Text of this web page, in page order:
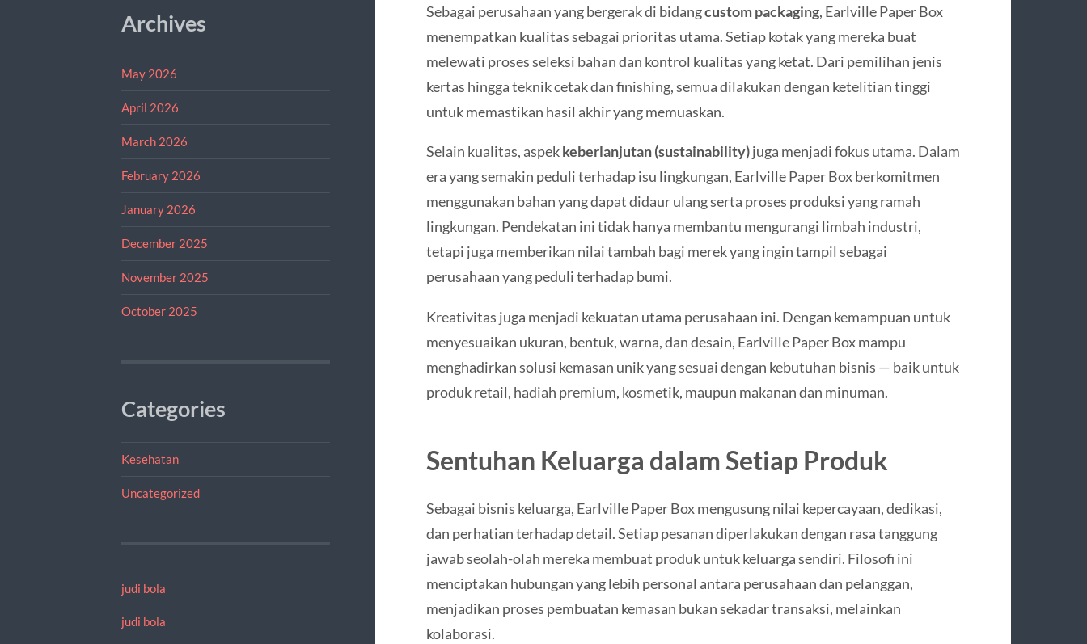
Archives
May 2026
April 2026
March 2026
February 2026
January 2026
December 2025
November 2025
October 2025
Categories
Kesehatan
Uncategorized
judi bola
judi bola
Sebagai perusahaan yang bergerak di bidangcustom packaging, Earlville Paper Box
menempatkan kualitas sebagai prioritas utama. Setiap kotak yang mereka buat
melewati proses seleksi bahan dan kontrol kualitas yang ketat. Dari pemilihan jenis
kertas hingga teknik cetak dan finishing, semua dilakukan dengan ketelitian tinggi
untuk memastikan hasil akhir yang memuaskan.
Selain kualitas, aspekkeberlanjutan (sustainability)juga menjadi fokus utama. Dalam
era yang semakin peduli terhadap isu lingkungan, Earlville Paper Box berkomitmen
menggunakan bahan yang dapat didaur ulang serta proses produksi yang ramah
lingkungan. Pendekatan ini tidak hanya membantu mengurangi limbah industri,
tetapi juga memberikan nilai tambah bagi merek yang ingin tampil sebagai
perusahaan yang peduli terhadap bumi.
Kreativitas juga menjadi kekuatan utama perusahaan ini. Dengan kemampuan untuk
menyesuaikan ukuran, bentuk, warna, dan desain, Earlville Paper Box mampu
menghadirkan solusi kemasan unik yang sesuai dengan kebutuhan bisnis — baik untuk
produk retail, hadiah premium, kosmetik, maupun makanan dan minuman.
Sentuhan Keluarga dalam Setiap Produk
Sebagai bisnis keluarga, Earlville Paper Box mengusung nilai kepercayaan, dedikasi,
dan perhatian terhadap detail. Setiap pesanan diperlakukan dengan rasa tanggung
jawab seolah-olah mereka membuat produk untuk keluarga sendiri. Filosofi ini
menciptakan hubungan yang lebih personal antara perusahaan dan pelanggan,
menjadikan proses pembuatan kemasan bukan sekadar transaksi, melainkan
kolaborasi.